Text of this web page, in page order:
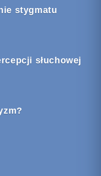
stygmatu
słuchowej